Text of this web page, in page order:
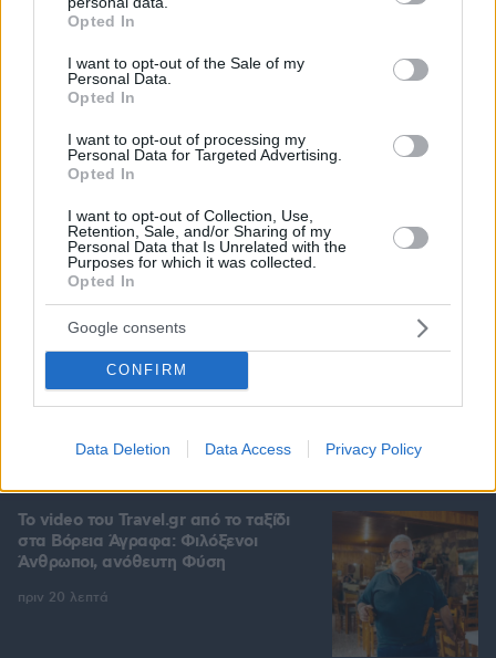
grant or deny consent to Google and its third-party tags to
use your data for below specified purposes in below Google
consent section.
Opted In
I want to opt-out of the Sale of my
Personal Data.
Opted In
I want to opt-out of processing my
Personal Data for Targeted Advertising.
Opted In
I want to opt-out of Collection, Use,
Retention, Sale, and/or Sharing of my
Personal Data that Is Unrelated with the
Purposes for which it was collected.
Opted In
Google consents
CONFIRM
Data Deletion Data Access Privacy Policy
Μιλάνο έγραψε στο προφίλ της
πριν 28 λεπτά
To video του Travel.gr από το ταξίδι
στα Βόρεια Άγραφα: Φιλόξενοι
Άνθρωποι, ανόθευτη Φύση
πριν 20 λεπτά